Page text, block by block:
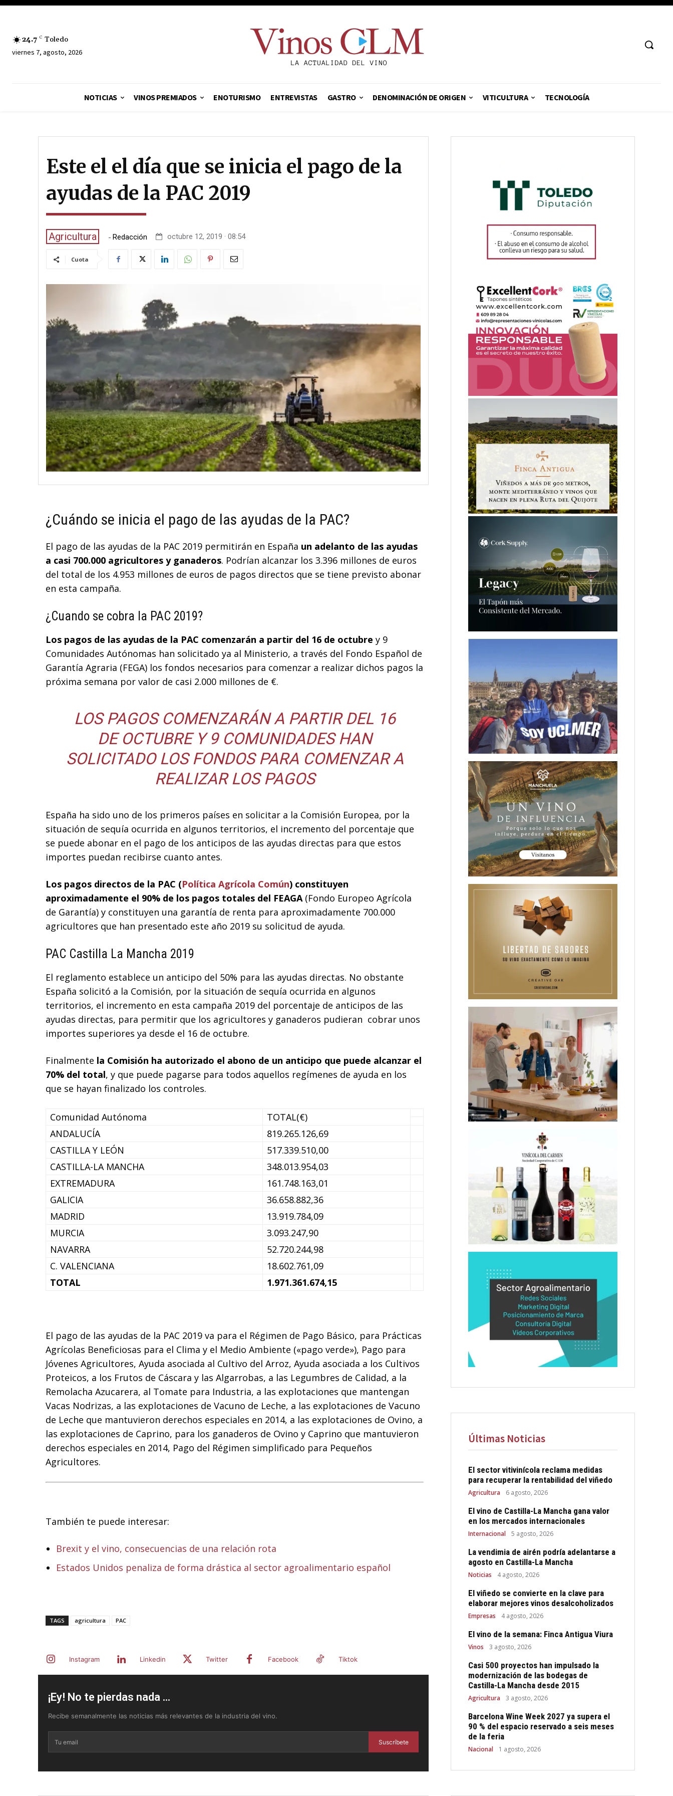
24.7 C Toledo
viernes 7, agosto, 2026
NOTICIAS VINOS PREMIADOS ENOTURISMO ENTREVISTAS GASTRO DENOMINACIÓN DE ORIGEN VITICULTURA TECNOLOGÍA
Este el el día que se inicia el pago de la
ayudas de la PAC 2019
Agricultura - Redacción octubre 12, 2019 · 08:54
Cuota
¿Cuándo se inicia el pago de las ayudas de la PAC?
El pago de las ayudas de la PAC 2019 permitirán en España un adelanto de las ayudas
a casi 700.000 agricultores y ganaderos. Podrían alcanzar los 3.396 millones de euros
del total de los 4.953 millones de euros de pagos directos que se tiene previsto abonar
en esta campaña.
¿Cuando se cobra la PAC 2019?
Los pagos de las ayudas de la PAC comenzarán a partir del 16 de octubre y 9
Comunidades Autónomas han solicitado ya al Ministerio, a través del Fondo Español de
Garantía Agraria (FEGA) los fondos necesarios para comenzar a realizar dichos pagos la
próxima semana por valor de casi 2.000 millones de €.
LOS PAGOS COMENZARÁN A PARTIR DEL 16
DE OCTUBRE Y 9 COMUNIDADES HAN
SOLICITADO LOS FONDOS PARA COMENZAR A
REALIZAR LOS PAGOS
España ha sido uno de los primeros países en solicitar a la Comisión Europea, por la
situación de sequía ocurrida en algunos territorios, el incremento del porcentaje que
se puede abonar en el pago de los anticipos de las ayudas directas para que estos
importes puedan recibirse cuanto antes.
Los pagos directos de la PAC (Política Agrícola Común) constituyen
aproximadamente el 90% de los pagos totales del FEAGA(Fondo Europeo Agrícola
de Garantía) y constituyen una garantía de renta para aproximadamente 700.000
agricultores que han presentado este año 2019 su solicitud de ayuda.
PAC Castilla La Mancha 2019
El reglamento establece un anticipo del 50% para las ayudas directas. No obstante
España solicitó a la Comisión, por la situación de sequía ocurrida en algunos
territorios, el incremento en esta campaña 2019 del porcentaje de anticipos de las
ayudas directas, para permitir que los agricultores y ganaderos pudieran cobrar unos
importes superiores ya desde el 16 de octubre.
Finalmente la Comisión ha autorizado el abono de un anticipo que puede alcanzar el
70% del total, y que puede pagarse para todos aquellos regímenes de ayuda en los
que se hayan finalizado los controles.
Comunidad Autónoma
TOTAL(€)
ANDALUCÍA
819.265.126,69
CASTILLA Y LEÓN
517.339.510,00
CASTILLA-LA MANCHA
348.013.954,03
EXTREMADURA
161.748.163,01
GALICIA
36.658.882,36
MADRID
13.919.784,09
MURCIA
3.093.247,90
NAVARRA
52.720.244,98
C. VALENCIANA
18.602.761,09
TOTAL
1.971.361.674,15
El pago de las ayudas de la PAC 2019 va para el Régimen de Pago Básico, para Prácticas
Agrícolas Beneficiosas para el Clima y el Medio Ambiente («pago verde»), Pago para
Jóvenes Agricultores, Ayuda asociada al Cultivo del Arroz, Ayuda asociada a los Cultivos
Proteicos, a los Frutos de Cáscara y las Algarrobas, a las Legumbres de Calidad, a la
Remolacha Azucarera, al Tomate para Industria, a las explotaciones que mantengan
Vacas Nodrizas, a las explotaciones de Vacuno de Leche, a las explotaciones de Vacuno
de Leche que mantuvieron derechos especiales en 2014, a las explotaciones de Ovino, a
las explotaciones de Caprino, para los ganaderos de Ovino y Caprino que mantuvieron
derechos especiales en 2014, Pago del Régimen simplificado para Pequeños
Agricultores.
También te puede interesar:
Brexit y el vino, consecuencias de una relación rota
Estados Unidos penaliza de forma drástica al sector agroalimentario español
TAGS agricultura PAC
Instagram Linkedin Twitter Facebook Tiktok
¡Ey! No te pierdas nada ...
Recibe semanalmente las noticias más relevantes de la industria del vino.
Suscríbete
Últimas Noticias
El sector vitivinícola reclama medidas
para recuperar la rentabilidad del viñedo
Agricultura 6 agosto, 2026
El vino de Castilla-La Mancha gana valor
en los mercados internacionales
Internacional 5 agosto, 2026
La vendimia de airén podría adelantarse a
agosto en Castilla-La Mancha
Noticias 4 agosto, 2026
El viñedo se convierte en la clave para
elaborar mejores vinos desalcoholizados
Empresas 4 agosto, 2026
El vino de la semana: Finca Antigua Viura
Vinos 3 agosto, 2026
Casi 500 proyectos han impulsado la
modernización de las bodegas de
Castilla-La Mancha desde 2015
Agricultura 3 agosto, 2026
Barcelona Wine Week 2027 ya supera el
90 % del espacio reservado a seis meses
de la feria
Nacional 1 agosto, 2026